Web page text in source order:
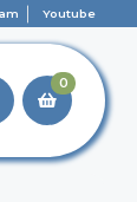
Youtube
0